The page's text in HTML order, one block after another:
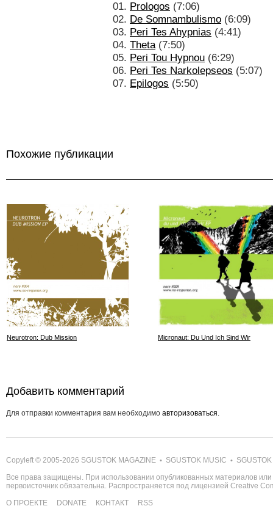
01. Prologos (7:06)
02. De Somnambulismo (6:09)
03. Peri Tes Ahypnias (4:41)
04. Theta(7:50)
05. Peri Tou Hypnou (6:29)
06. Peri Tes Narkolepseos (5:07)
07. Epilogos (5:50)
Похожие публикации
Neurotron: Dub Mission Micronaut: Du Und Ich Sind Wir
Добавить комментарий
Для отправки комментария вам необходимо авторизоваться.
Copyleft © 2005-2026 SGUSTOK MAGAZINE • SGUSTOK MUSIC •
Все права защищены. При использовании опубликованных материалов
первоисточник обязательна. Распространяется под лицензией Creative
О ПРОЕКТЕ
DONATE КОНТАКТ RSS